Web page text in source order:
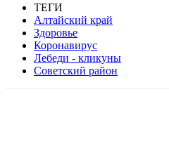
ТЕГИ
Алтайский край
Здоровье
Коронавирус
Лебеди - кликуны
Советский район